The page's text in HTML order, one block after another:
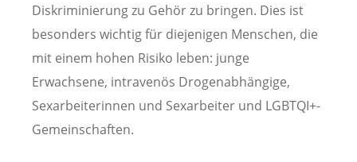
Diskriminierung zu Gehör zu bringen. Dies ist
besonders wichtig für diejenigen Menschen, die
mit einem hohen Risiko leben: junge
Erwachsene, intravenös Drogenabhängige,
Sexarbeiterinnen und Sexarbeiter und LGBTQI+-
Gemeinschaften.